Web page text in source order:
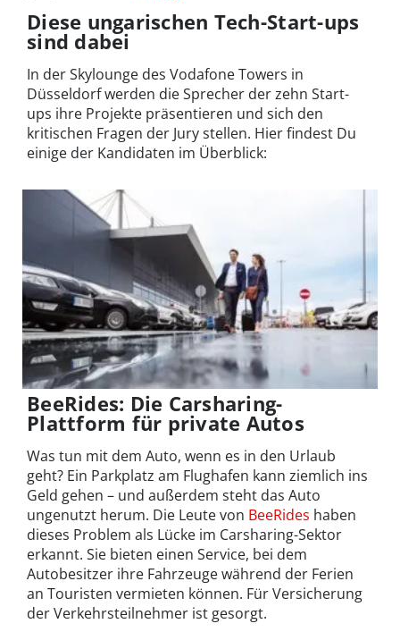
Diese ungarischen Tech-Start-ups
sind dabei
In der Skylounge des Vodafone Towers in
Düsseldorf werden die Sprecher der zehn Start-
ups ihre Projekte präsentieren und sich den
kritischen Fragen der Jury stellen. Hier findest Du
einige der Kandidaten im Überblick:
BeeRides: Die Carsharing-
Plattform für private Autos
Was tun mit dem Auto, wenn es in den Urlaub
geht? Ein Parkplatz am Flughafen kann ziemlich ins
Geld gehen – und außerdem steht das Auto
ungenutzt herum. Die Leute von BeeRides haben
dieses Problem als Lücke im Carsharing-Sektor
erkannt. Sie bieten einen Service, bei dem
Autobesitzer ihre Fahrzeuge während der Ferien
an Touristen vermieten können. Für Versicherung
der Verkehrsteilnehmer ist gesorgt.